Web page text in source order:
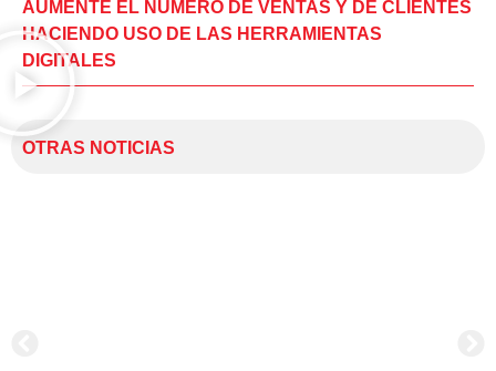
AUMENTE EL NÚMERO DE VENTAS Y DE CLIENTES
HACIENDO USO DE LAS HERRAMIENTAS
DIGITALES
OTRAS NOTICIAS